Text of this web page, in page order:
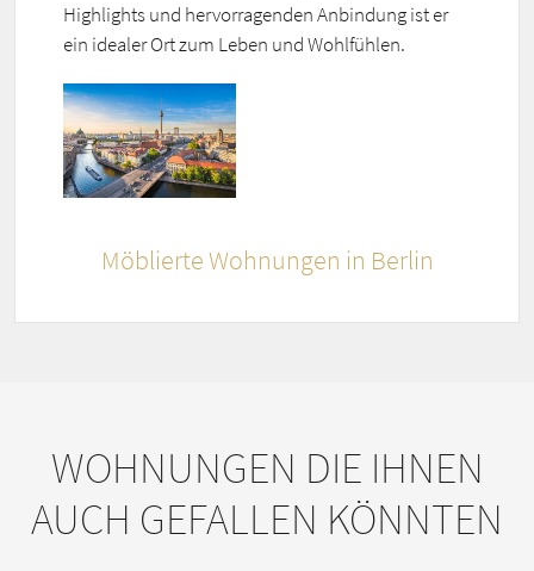
Highlights und hervorragenden Anbindung ist er
ein idealer Ort zum Leben und Wohlfühlen.
Möblierte Wohnungen in Berlin
WOHNUNGEN DIE IHNEN
AUCH GEFALLEN KÖNNTEN